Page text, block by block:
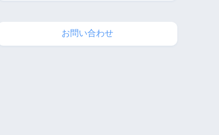
お問い合わせ